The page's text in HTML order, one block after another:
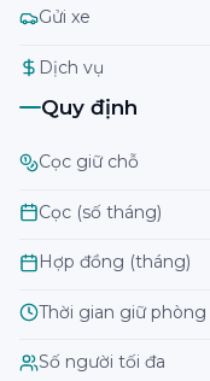
Gửi xe
Dịch vụ
Quy định
Cọc giữ chỗ
Cọc (số tháng)
Hợp đồng (tháng)
Thời gian giữ phòng
Số người tối đa